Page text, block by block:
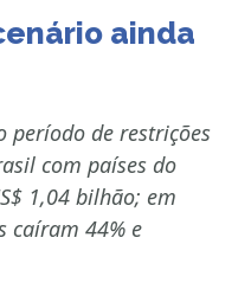
ainda
período de restrições
com países do
1,04 bilhão; em
caíram 44% e